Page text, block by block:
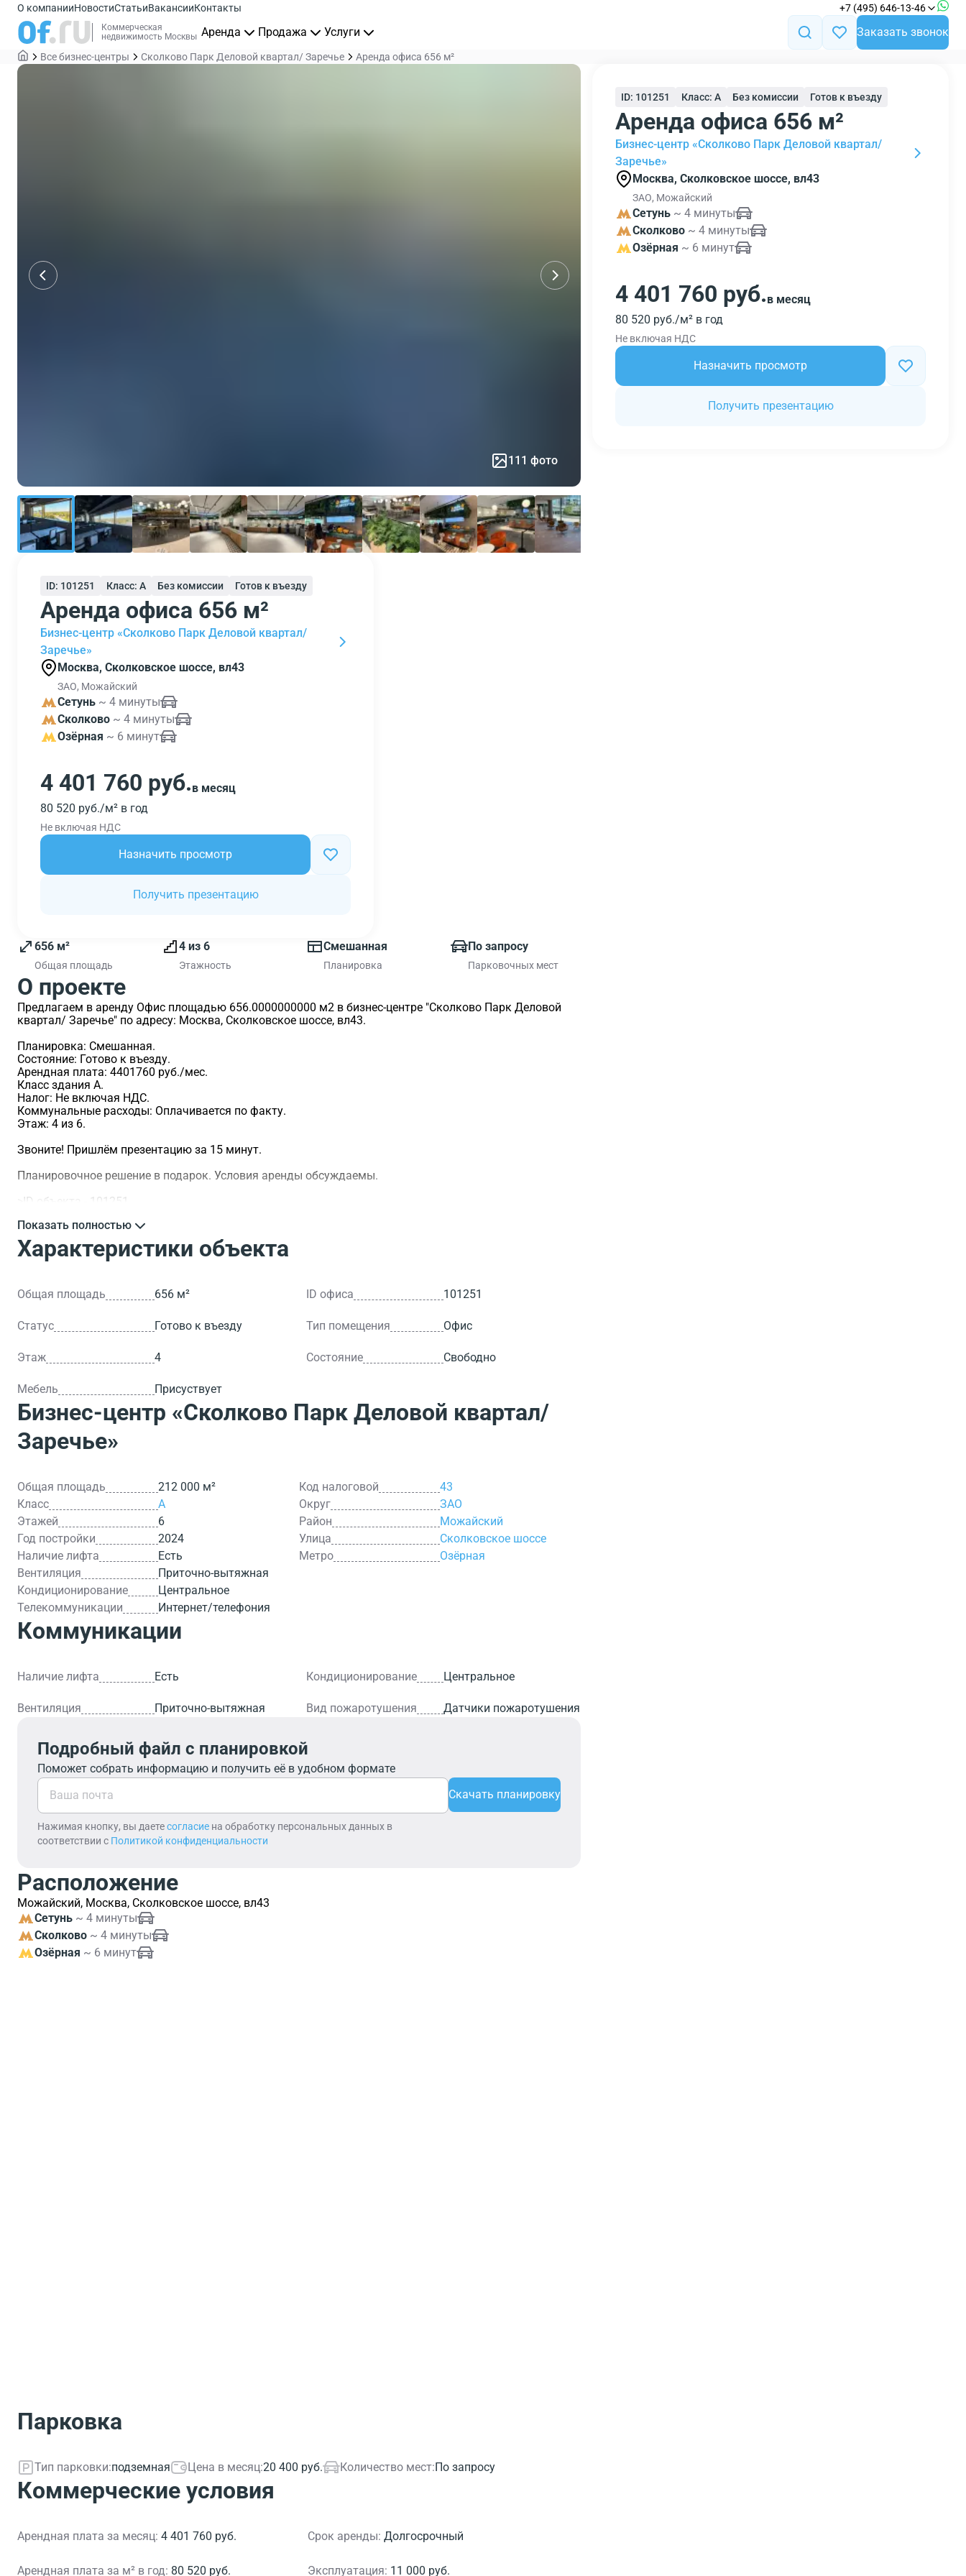
О компанииНовостиСтатьиВакансииКонтакты +7 (495) 646-13-46
Коммерческая
недвижимость Москвы Аренда Продажа Услуги Заказать звонок
Все бизнес-центры Сколково Парк Деловой квартал/ Заречье Аренда офиса 656 м²
111 фото
ID: 101251 Класс: A Без комиссии Готов к въезду
Аренда офиса 656 м²
Бизнес-центр «Сколково Парк Деловой квартал/
Заречье»
Москва, Сколковское шоссе, вл43
ЗАО, Можайский
Сетунь ~ 4 минуты
Сколково ~ 4 минуты
Озёрная ~ 6 минут
4 401 760 руб.в месяц
80 520 руб./м² в год
Не включая НДС
Назначить просмотр
Получить презентацию
656 м²
Общая площадь
4 из 6
Этажность
Смешанная
Планировка
По запросу
Парковочных мест
О проекте
Предлагаем в аренду Офис площадью 656.0000000000 м2 в бизнес-центре "Сколково Парк Деловой
квартал/ Заречье" по адресу: Москва, Сколковское шоссе, вл43.
Планировка: Смешанная.
Состояние: Готово к въезду.
Арендная плата: 4401760 руб./мес.
Класс здания A.
Налог: Не включая НДС.
Коммунальные расходы: Оплачивается по факту.
Этаж: 4 из 6.
Звоните! Пришлём презентацию за 15 минут.
Планировочное решение в подарок. Условия аренды обсуждаемы.
>ID объекта - 101251.
Показать полностью
Характеристики объекта
Общая площадь 656 м² ID офиса 101251
Статус Готово к въезду Тип помещения Офис
Этаж 4 Состояние Свободно
Мебель Присуствует
Бизнес-центр «Сколково Парк Деловой квартал/
Заречье»
Общая площадь
212 000 м²
Класс
A
Этажей
6
Год постройки
2024
Наличие лифта
Есть
Вентиляция
Приточно-вытяжная
Кондиционирование
Центральное
Телекоммуникации
Интернет/телефония
Код налоговой
43
Округ
ЗАО
Район
Можайский
Улица
Сколковское шоссе
Метро
Озёрная
Коммуникации
Наличие лифта Есть Кондиционирование Центральное
Вентиляция Приточно-вытяжная Вид пожаротушения Датчики пожаротушения
Подробный файл с планировкой
Поможет собрать информацию и получить её в удобном формате
Нажимая кнопку, вы даетесогласие на обработку персональных данных в
соответствии с Политикой конфиденциальности
Скачать планировку
Расположение
Можайский, Москва, Сколковское шоссе, вл43
Сетунь ~ 4 минуты
Сколково ~ 4 минуты
Озёрная ~ 6 минут
Парковка
Тип парковки:подземная Цена в месяц:20 400 руб. Количество мест:По запросу
Коммерческие условия
Арендная плата за месяц: 4 401 760 руб. Срок аренды: Долгосрочный
Арендная плата за м² в год: 80 520 руб. Эксплуатация: 11 000 руб.
ID: 101251 Класс: A Без комиссии Готов к въезду
Аренда офиса 656 м²
Бизнес-центр «Сколково Парк Деловой квартал/
Заречье»
Москва, Сколковское шоссе, вл43
ЗАО, Можайский
Сетунь ~ 4 минуты
Сколково ~ 4 минуты
Озёрная ~ 6 минут
4 401 760 руб.в месяц
80 520 руб./м² в год
Не включая НДС
Назначить просмотр
Получить презентацию